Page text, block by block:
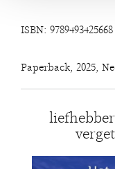
ISBN: 9789493425668
Paperback, 2025,